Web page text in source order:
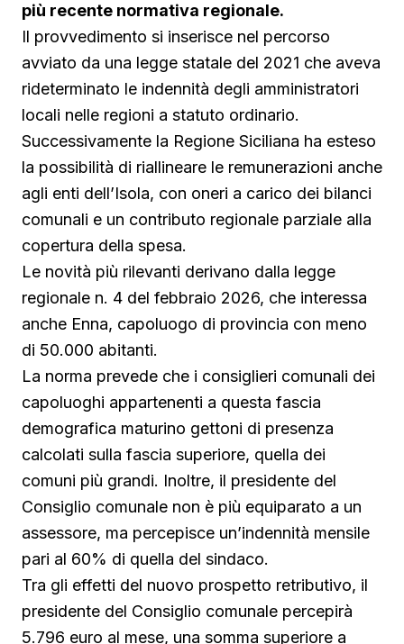
più recente normativa regionale.
Il provvedimento si inserisce nel percorso
avviato da una legge statale del 2021 che aveva
rideterminato le indennità degli amministratori
locali nelle regioni a statuto ordinario.
Successivamente la Regione Siciliana ha esteso
la possibilità di riallineare le remunerazioni anche
agli enti dell’Isola, con oneri a carico dei bilanci
comunali e un contributo regionale parziale alla
copertura della spesa.
Le novità più rilevanti derivano dalla legge
regionale n. 4 del febbraio 2026, che interessa
anche Enna, capoluogo di provincia con meno
di 50.000 abitanti.
La norma prevede che i consiglieri comunali dei
capoluoghi appartenenti a questa fascia
demografica maturino gettoni di presenza
calcolati sulla fascia superiore, quella dei
comuni più grandi. Inoltre, il presidente del
Consiglio comunale non è più equiparato a un
assessore, ma percepisce un’indennità mensile
pari al 60% di quella del sindaco.
Tra gli effetti del nuovo prospetto retributivo, il
presidente del Consiglio comunale percepirà
5.796 euro al mese, una somma superiore a